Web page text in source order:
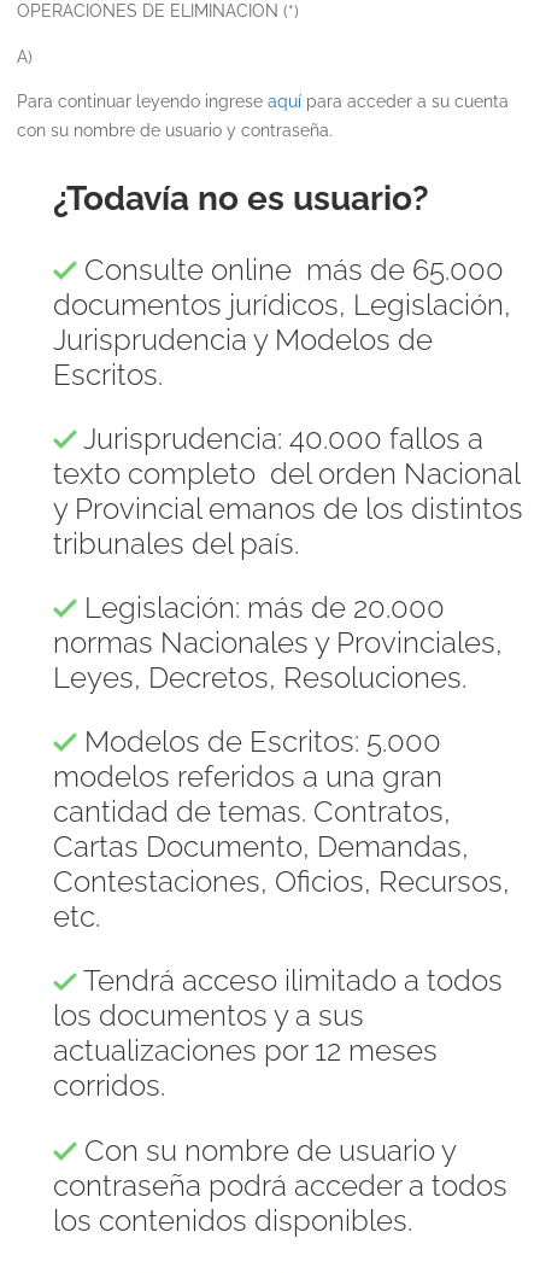
OPERACIONES DE ELIMINACION (*)
A)
Para continuar leyendo ingrese aquípara acceder a su cuenta
con su nombre de usuario y contraseña.
¿Todavía no es usuario?
Consulte online más de 65.000
documentos jurídicos, Legislación,
Jurisprudencia y Modelos de
Escritos.
Jurisprudencia: 40.000 fallos a
texto completo del orden Nacional
y Provincial emanos de los distintos
tribunales del país.
Legislación: más de 20.000
normas Nacionales y Provinciales,
Leyes, Decretos, Resoluciones.
Modelos de Escritos: 5.000
modelos referidos a una gran
cantidad de temas. Contratos,
Cartas Documento, Demandas,
Contestaciones, Oficios, Recursos,
etc.
Tendrá acceso ilimitado a todos
los documentos y a sus
actualizaciones por 12 meses
corridos.
Con su nombre de usuario y
contraseña podrá acceder a todos
los contenidos disponibles.